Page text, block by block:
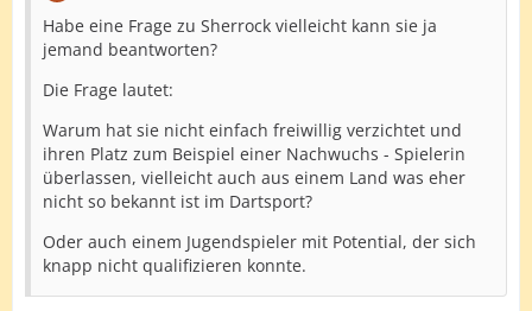
Habe eine Frage zu Sherrock vielleicht kann sie ja
jemand beantworten?
Die Frage lautet:
Warum hat sie nicht einfach freiwillig verzichtet und
ihren Platz zum Beispiel einer Nachwuchs - Spielerin
überlassen, vielleicht auch aus einem Land was eher
nicht so bekannt ist im Dartsport?
Oder auch einem Jugendspieler mit Potential, der sich
knapp nicht qualifizieren konnte.